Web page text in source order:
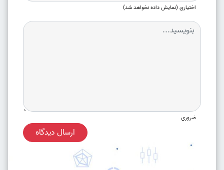
اختیاری (نمایش داده نخواهد شد)
ضروری
ارسال دیدگاه